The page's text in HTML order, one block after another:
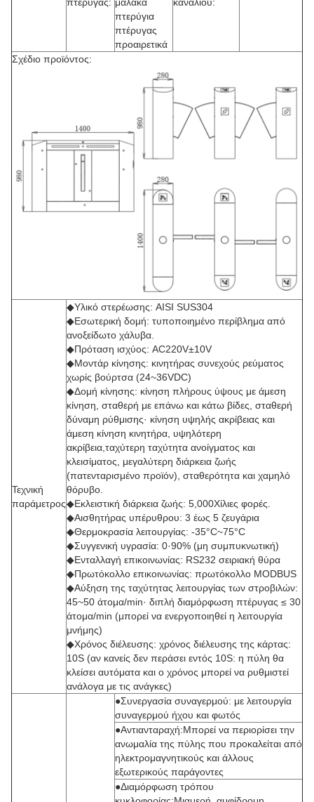
πτερύγια
πτέρυγας
προαιρετικά
Σχέδιο προϊόντος:
Τεχνική
παράμετρος
◆Υλικό στερέωσης: AISI SUS304
◆Εσωτερική δομή: τυποποιημένο περίβλημα από
ανοξείδωτο χάλυβα.
◆Πρόταση ισχύος: AC220V±10V
◆Μοντάρ κίνησης: κινητήρας συνεχούς ρεύματος
χωρίς βούρτσα (24~36VDC)
◆Δομή κίνησης: κίνηση πλήρους ύψους με άμεση
κίνηση, σταθερή με επάνω και κάτω βίδες, σταθερή
δύναμη ρύθμισης· κίνηση υψηλής ακρίβειας και
άμεση κίνηση κινητήρα, υψηλότερη
ακρίβεια,ταχύτερη ταχύτητα ανοίγματος και
κλεισίματος, μεγαλύτερη διάρκεια ζωής
(πατενταρισμένο προϊόν), σταθερότητα και χαμηλό
θόρυβο.
◆Εκλειστική διάρκεια ζωής: 5,000Χίλιες φορές.
◆Αισθητήρας υπέρυθρου: 3 έως 5 ζευγάρια
◆Θερμοκρασία λειτουργίας: -35°C~75°C
◆Συγγενική υγρασία: 0·90% (μη συμπυκνωτική)
◆Ενταλλαγή επικοινωνίας: RS232 σειριακή θύρα
◆Πρωτόκολλο επικοινωνίας: πρωτόκολλο MODBUS
◆Αύξηση της ταχύτητας λειτουργίας των στροβιλών:
45~50 άτομα/min· διπλή διαμόρφωση πτέρυγας ≤ 30
άτομα/min (μπορεί να ενεργοποιηθεί η λειτουργία
μνήμης)
◆Χρόνος διέλευσης: χρόνος διέλευσης της κάρτας:
10S (αν κανείς δεν περάσει εντός 10S: η πύλη θα
κλείσει αυτόματα και ο χρόνος μπορεί να ρυθμιστεί
ανάλογα με τις ανάγκες)
●Συνεργασία συναγερμού: με λειτουργία
συναγερμού ήχου και φωτός
●Αντιανταραχή:Μπορεί να περιορίσει την
ανωμαλία της πύλης που προκαλείται από
ηλεκτρομαγνητικούς και άλλους
εξωτερικούς παράγοντες
●Διαμόρφωση τρόπου